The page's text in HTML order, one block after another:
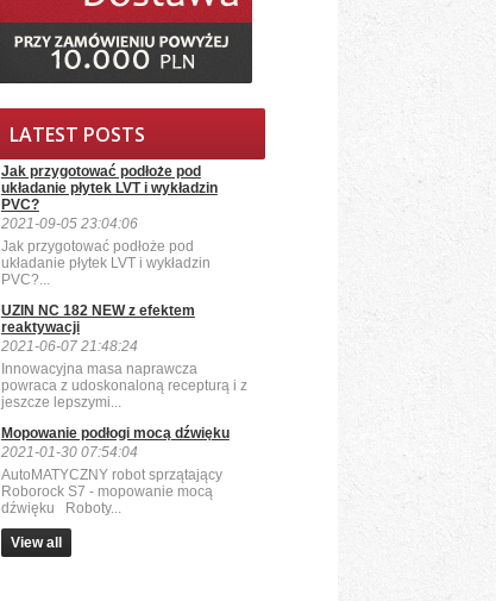
LATEST POSTS
Jak przygotować podłoże pod
układanie płytek LVT i wykładzin
PVC?
2021-09-05 23:04:06
Jak przygotować podłoże pod
układanie płytek LVT i wykładzin
PVC?...
UZIN NC 182 NEW z efektem
reaktywacji
2021-06-07 21:48:24
Innowacyjna masa naprawcza
powraca z udoskonaloną recepturą i z
jeszcze lepszymi...
Mopowanie podłogi mocą dźwięku
2021-01-30 07:54:04
AutoMATYCZNY robot sprzątający
Roborock S7 - mopowanie mocą
dźwięku Roboty...
View all